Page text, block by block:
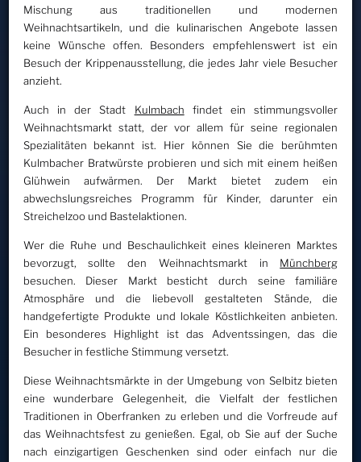
Mischung aus traditionellen und modernen
Weihnachtsartikeln, und die kulinarischen Angebote lassen
keine Wünsche offen. Besonders empfehlenswert ist ein
Besuch der Krippenausstellung, die jedes Jahr viele Besucher
anzieht.
Auch in der Stadt Kulmbach findet ein stimmungsvoller
Weihnachtsmarkt statt, der vor allem für seine regionalen
Spezialitäten bekannt ist. Hier können Sie die berühmten
Kulmbacher Bratwürste probieren und sich mit einem heißen
Glühwein aufwärmen. Der Markt bietet zudem ein
abwechslungsreiches Programm für Kinder, darunter ein
Streichelzoo und Bastelaktionen.
Wer die Ruhe und Beschaulichkeit eines kleineren Marktes
bevorzugt, sollte den Weihnachtsmarkt in Münchberg
besuchen. Dieser Markt besticht durch seine familiäre
Atmosphäre und die liebevoll gestalteten Stände, die
handgefertigte Produkte und lokale Köstlichkeiten anbieten.
Ein besonderes Highlight ist das Adventssingen, das die
Besucher in festliche Stimmung versetzt.
Diese Weihnachtsmärkte in der Umgebung von Selbitz bieten
eine wunderbare Gelegenheit, die Vielfalt der festlichen
Traditionen in Oberfranken zu erleben und die Vorfreude auf
das Weihnachtsfest zu genießen. Egal, ob Sie auf der Suche
nach einzigartigen Geschenken sind oder einfach nur die